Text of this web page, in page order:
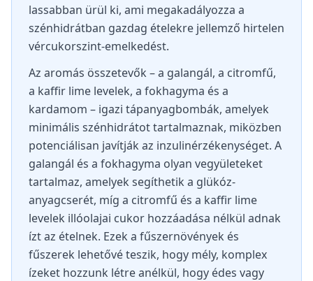
lassabban ürül ki, ami megakadályozza a
szénhidrátban gazdag ételekre jellemző hirtelen
vércukorszint-emelkedést.
Az aromás összetevők – a galangál, a citromfű,
a kaffir lime levelek, a fokhagyma és a
kardamom – igazi tápanyagbombák, amelyek
minimális szénhidrátot tartalmaznak, miközben
potenciálisan javítják az inzulinérzékenységet. A
galangál és a fokhagyma olyan vegyületeket
tartalmaz, amelyek segíthetik a glükóz-
anyagcserét, míg a citromfű és a kaffir lime
levelek illóolajai cukor hozzáadása nélkül adnak
ízt az ételnek. Ezek a fűszernövények és
fűszerek lehetővé teszik, hogy mély, komplex
ízeket hozzunk létre anélkül, hogy édes vagy